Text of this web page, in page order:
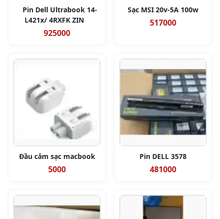
Pin Dell Ultrabook 14-
L421x/ 4RXFK ZIN
925000
Sạc MSI 20v-5A 100w
517000
Đầu cắm sạc macbook
5000
Pin DELL 3578
481000